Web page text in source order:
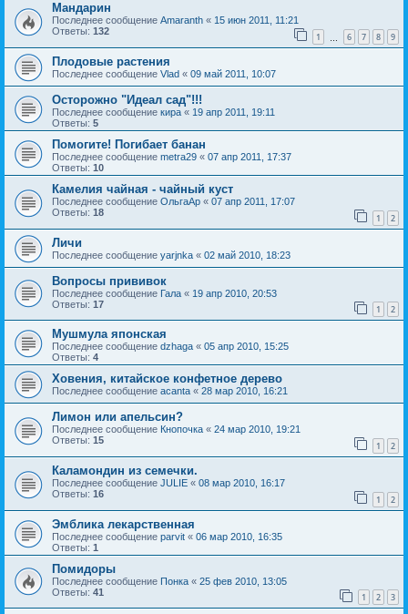
Мандарин
Последнее сообщение Amaranth « 15 июн 2011, 11:21
Ответы: 132 1 6 7 8 9
Плодовые растения
Последнее сообщение Vlad « 09 май 2011, 10:07
Осторожно "Идеал сад"!!!
Последнее сообщение кира « 19 апр 2011, 19:11
Ответы: 5
Помогите! Погибает банан
Последнее сообщение metra29 « 07 апр 2011, 17:37
Ответы: 10
Камелия чайная - чайный куст
Последнее сообщение ОльгаАр « 07 апр 2011, 17:07
Ответы: 18 1 2
Личи
Последнее сообщение yarjnka « 02 май 2010, 18:23
Вопросы прививок
Последнее сообщение Гала « 19 апр 2010, 20:53
Ответы: 17 1 2
Мушмула японская
Последнее сообщение dzhaga « 05 апр 2010, 15:25
Ответы: 4
Ховения, китайское конфетное дерево
Последнее сообщение acanta « 28 мар 2010, 16:21
Лимон или апельсин?
Последнее сообщение Кнопочка « 24 мар 2010, 19:21
Ответы: 15 1 2
Каламондин из семечки.
Последнее сообщение JULIE « 08 мар 2010, 16:17
Ответы: 16 1 2
Эмблика лекарственная
Последнее сообщение parvit « 06 мар 2010, 16:35
Ответы: 1
Помидоры
Последнее сообщение Понка « 25 фев 2010, 13:05
Ответы: 41 1 2 3